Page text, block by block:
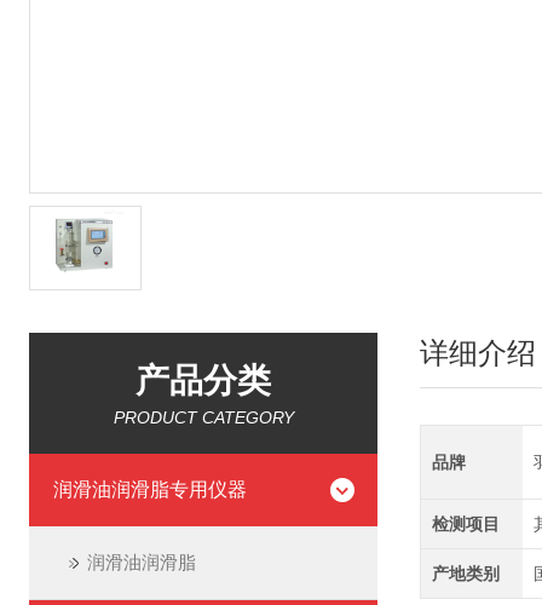
产品分类
PRODUCT CATEGORY
润滑油润滑脂专用仪器
润滑油润滑脂
详细介绍
品牌
检测项目
产地类别